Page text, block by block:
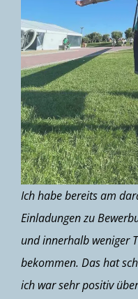
Ich habe bereits am
Einladungen zu
und innerhalb weniger
bekommen. Das hat
ich war sehr positiv